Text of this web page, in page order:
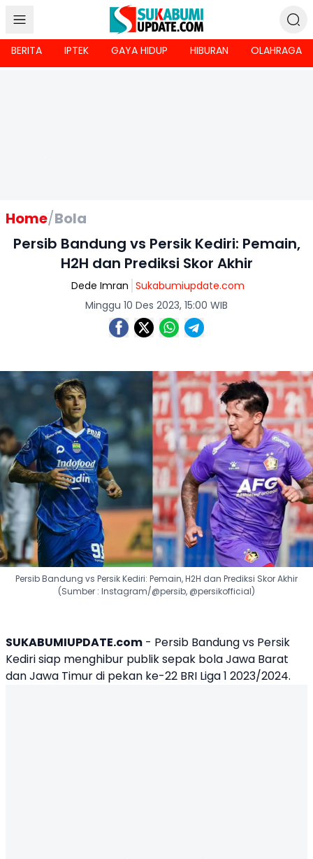
BERITA IPTEK GAYA HIDUP HIBURAN OLAHRAGA
Home/Bola
Persib Bandung vs Persik Kediri: Pemain,
H2H dan Prediksi Skor Akhir
Dede Imran Sukabumiupdate.com
Minggu 10 Des 2023, 15:00 WIB
Persib Bandung vs Persik Kediri: Pemain, H2H dan Prediksi Skor Akhir
(Sumber : Instagram/@persib, @persikofficial)
SUKABUMIUPDATE.com - Persib Bandung vs Persik
Kedirisiap menghibur publik sepak bola Jawa Barat
dan Jawa Timur di pekan ke-22 BRI Liga 1 2023/2024.